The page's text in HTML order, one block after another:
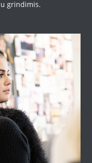
grindimis.